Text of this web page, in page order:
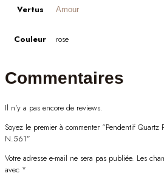
Vertus Amour
Couleur rose
Commentaires
Il n'y a pas encore de reviews.
Soyez le premier à commenter “Pendentif Quartz
N.561”
Votre adresse e-mail ne sera pas publiée. Les
avec *